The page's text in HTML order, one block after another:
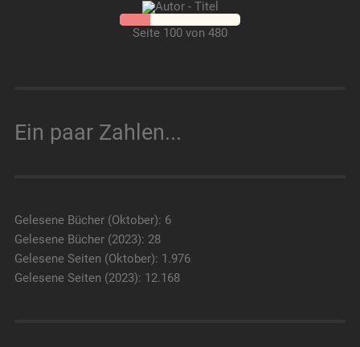
Seite 100 von 480
Ein paar Zahlen...
Gelesene Bücher (Oktober): 6
Gelesene Bücher (2023): 28
Gelesene Seiten (Oktober): 1.976
Gelesene Seiten (2023): 12.168